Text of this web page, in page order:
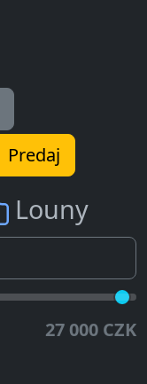
Predaj
Louny
27 000 CZK